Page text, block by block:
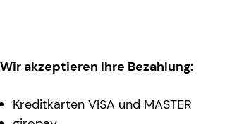
Wir akzeptieren Ihre Bezahlung:
Kreditkarten VISA und MASTER